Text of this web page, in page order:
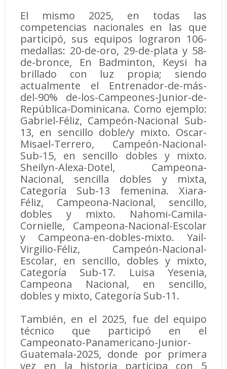
El mismo 2025, en todas las
competencias nacionales en las que
participó, sus equipos lograron 106-
medallas: 20-de-oro, 29-de-plata y 58-
de-bronce, En Badminton, Keysi ha
brillado con luz propia; siendo
actualmente el Entrenador-de-más-
del-90% de-los-Campeones-Junior-de-
República-Dominicana. Como ejemplo:
Gabriel-Féliz, Campeón-Nacional Sub-
13, en sencillo doble/y mixto. Oscar-
Misael-Terrero, Campeón-Nacional-
Sub-15, en sencillo dobles y mixto.
Sheilyn-Alexa-Dotel, Campeona-
Nacional, sencilla dobles y mixta,
Categoría Sub-13 femenina. Xiara-
Féliz, Campeona-Nacional, sencillo,
dobles y mixto. Nahomi-Camila-
Cornielle, Campeona-Nacional-Escolar
y Campeona-en-dobles-mixto. Yail-
Virgilio-Féliz, Campeón-Nacional-
Escolar, en sencillo, dobles y mixto,
Categoría Sub-17. Luisa Yesenia,
Campeona Nacional, en sencillo,
dobles y mixto, Categoría Sub-11.
También, en el 2025, fue del equipo
técnico que participó en el
Campeonato-Panamericano-Junior-
Guatemala-2025, donde por primera
vez en la historia participa con 5